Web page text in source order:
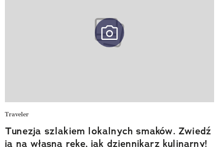
Traveler
Tunezja szlakiem lokalnych smaków. Zwiedź
ją na własną rękę, jak dziennikarz kulinarny!